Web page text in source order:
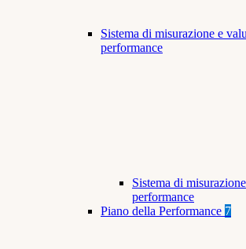
Sistema di misurazione e
performance
Sistema di
performance
Piano della Performance 7